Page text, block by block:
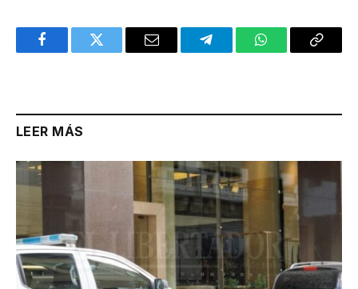
FacebookTwitter Email TelegramWhatsAppCopy
LEER MÁS